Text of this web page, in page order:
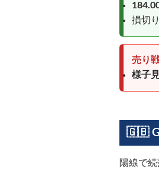
損切
売り
様子
🇬🇧
陽線で続